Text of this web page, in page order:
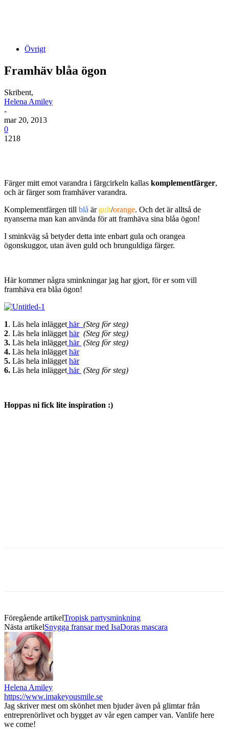
Övrigt
Framhäv blåa ögon
Skribent,
Helena Amiley
-
mar 20, 2013
0
1218
Färger mitt emot varandra i färgcirkeln kallas komplementfärger,
och är färger som framhäver varandra.
Komplementfärgen till blå ärgult/orange. Och det är alltså de
nyanserna man kan använda för att framhäva sina blåa ögon!
I sminkväg så betyder detta inte enbart gula och orangea
ögonskuggor, utan även guld och brunguldiga färger.
Här kommer några sminkningar jag har gjort, för er som vill
framhäva era blåa ögon!
1. Läs hela inlägget här (Steg för steg)
2. Läs hela inlägget här (Steg för steg)
3. Läs hela inlägget här (Steg för steg)
4. Läs hela inlägget här
5. Läs hela inlägget här
6. Läs hela inlägget här (Steg för steg)
Hoppas ni fick lite inspiration :)
Föregående artikelTropisk partysminkning
Nästa artikelSnygga fransar med IsaDoras mascara
Helena Amiley
https://www.imakeyousmile.se
Jag skriver mest om skönhet men bjuder även på glimtar från
entreprenörlivet och bygget av vår egen camper van. Vanlife here
we come!